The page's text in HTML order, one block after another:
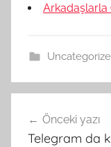
Arkadaşlarla
gezinmesi
Önceki yazı
Telegram da